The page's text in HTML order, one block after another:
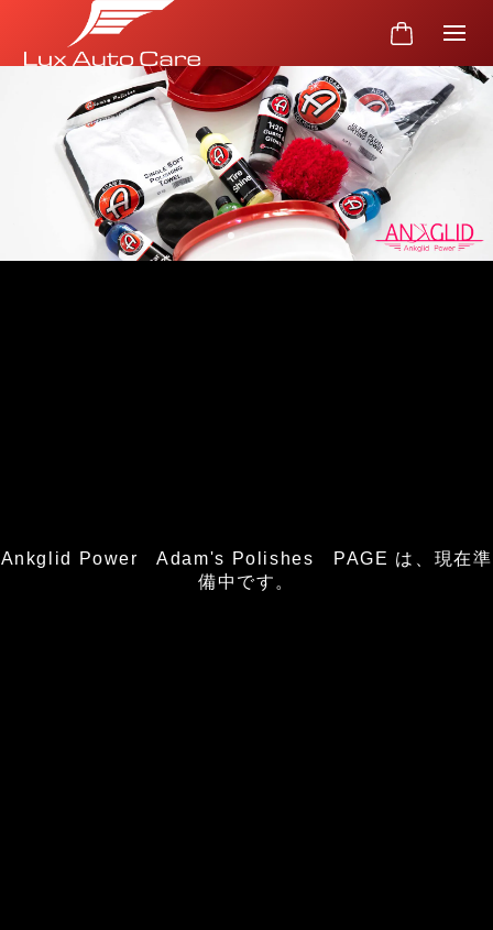
Ankglid Power Adam's Polishes PAGE は、現在準
備中です。